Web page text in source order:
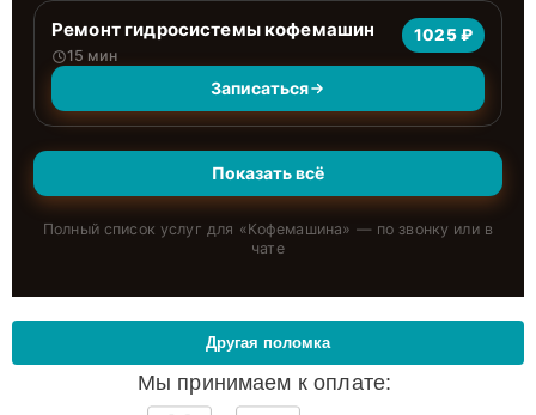
Ремонт гидросистемы кофемашин
15 мин
1025 ₽
Записаться
Показать всё
Полный список услуг для «Кофемашина» — по звонку или в
чате
Мы принимаем к оплате:
Другая поломка